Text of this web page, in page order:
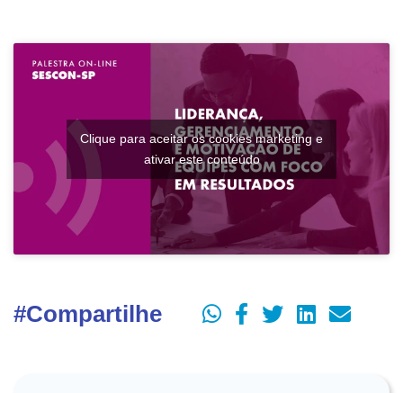
Clique para aceitar os cookies marketing e
ativar este conteúdo
#Compartilhe